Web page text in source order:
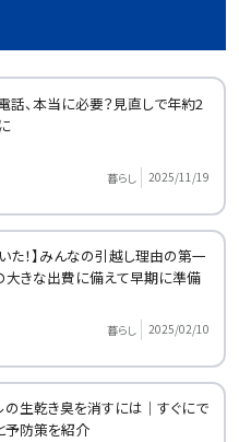
話、本当に必要？見直しで年約2
暮らし 2025/11/19
た！】みんなの引越し理由の第一
大きな出費に備えて早期に準備
暮らし 2025/02/10
の生乾き臭を消すには｜すぐにで
予防策を紹介